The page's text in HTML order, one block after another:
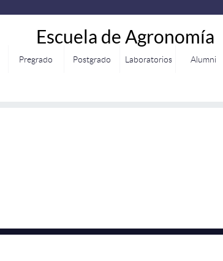
Escuela de Agronomía
Pregrado Postgrado Laboratorios Alumni